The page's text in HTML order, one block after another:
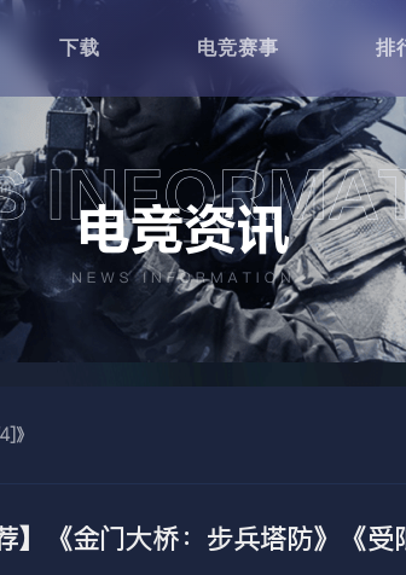
下载 电竞赛事 排
》
】《金门大桥：步兵塔防》《受